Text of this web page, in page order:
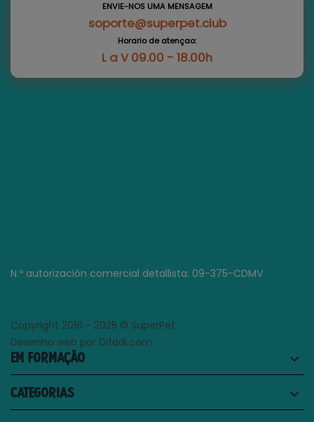
ENVIE-NOS UMA MENSAGEM
soporte@superpet.club
Horario de atençao:
L a V 09.00 - 18.00h
N.º autorización comercial detallista: 09-375-CDMV
Copyright 2016 - 2025 © SuperPet
Desenho web por Difadi.com
EM FORMAÇÃO keyboard_arrow_down
CATEGORIAS keyboard_arrow_down